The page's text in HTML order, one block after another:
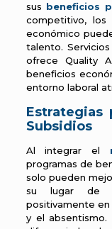
sus beneficios
competitivo,
económico
talento.
ofrece Quality
beneficios
entorno laboral
Estrategias
Subsidios
Al integrar el
programas de
solo pueden
su lugar de
positivamente
y el